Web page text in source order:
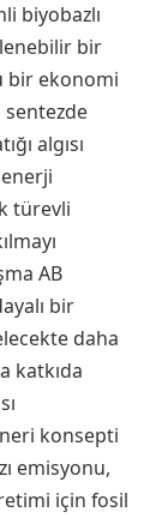
biyobazlı
bir
bir ekonomi
sentezde
algısı
türevli
AB
bir
daha
katkıda
konsepti
emisyonu,
için fosil